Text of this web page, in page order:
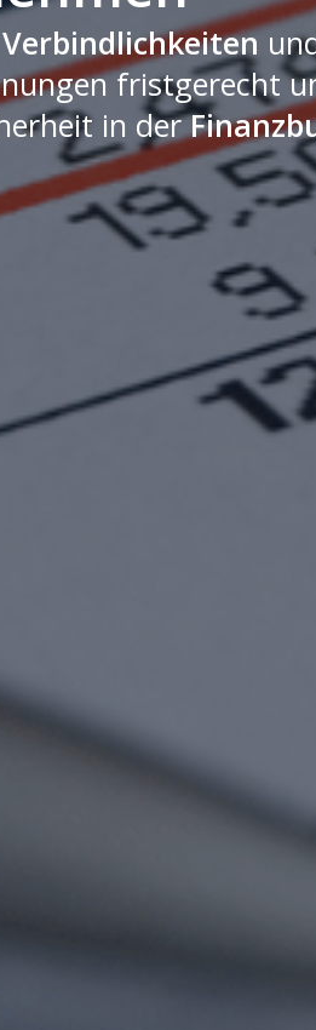
Verbindlichkeiten
fristgerecht
in der